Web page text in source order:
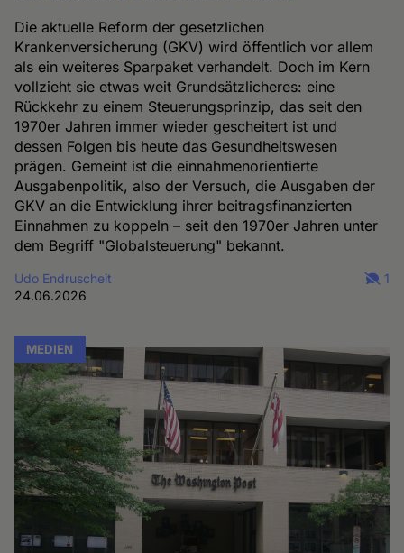
Die aktuelle Reform der gesetzlichen
Krankenversicherung (GKV) wird öffentlich vor allem
als ein weiteres Sparpaket verhandelt. Doch im Kern
vollzieht sie etwas weit Grundsätzlicheres: eine
Rückkehr zu einem Steuerungsprinzip, das seit den
1970er Jahren immer wieder gescheitert ist und
dessen Folgen bis heute das Gesundheitswesen
prägen. Gemeint ist die einnahmenorientierte
Ausgabenpolitik, also der Versuch, die Ausgaben der
GKV an die Entwicklung ihrer beitragsfinanzierten
Einnahmen zu koppeln – seit den 1970er Jahren unter
dem Begriff "Globalsteuerung" bekannt.
Udo Endruscheit
24.06.2026
1
MEDIEN